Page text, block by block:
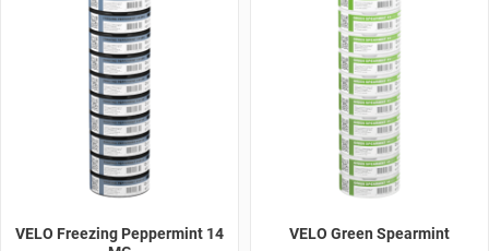
VELO Freezing Peppermint 14
VELO Green Spearmint